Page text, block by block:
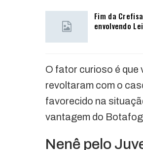
Fim da
envolvendo
O fator curioso é que
revoltaram com o
favorecido na
vantagem do
Nenê pelo